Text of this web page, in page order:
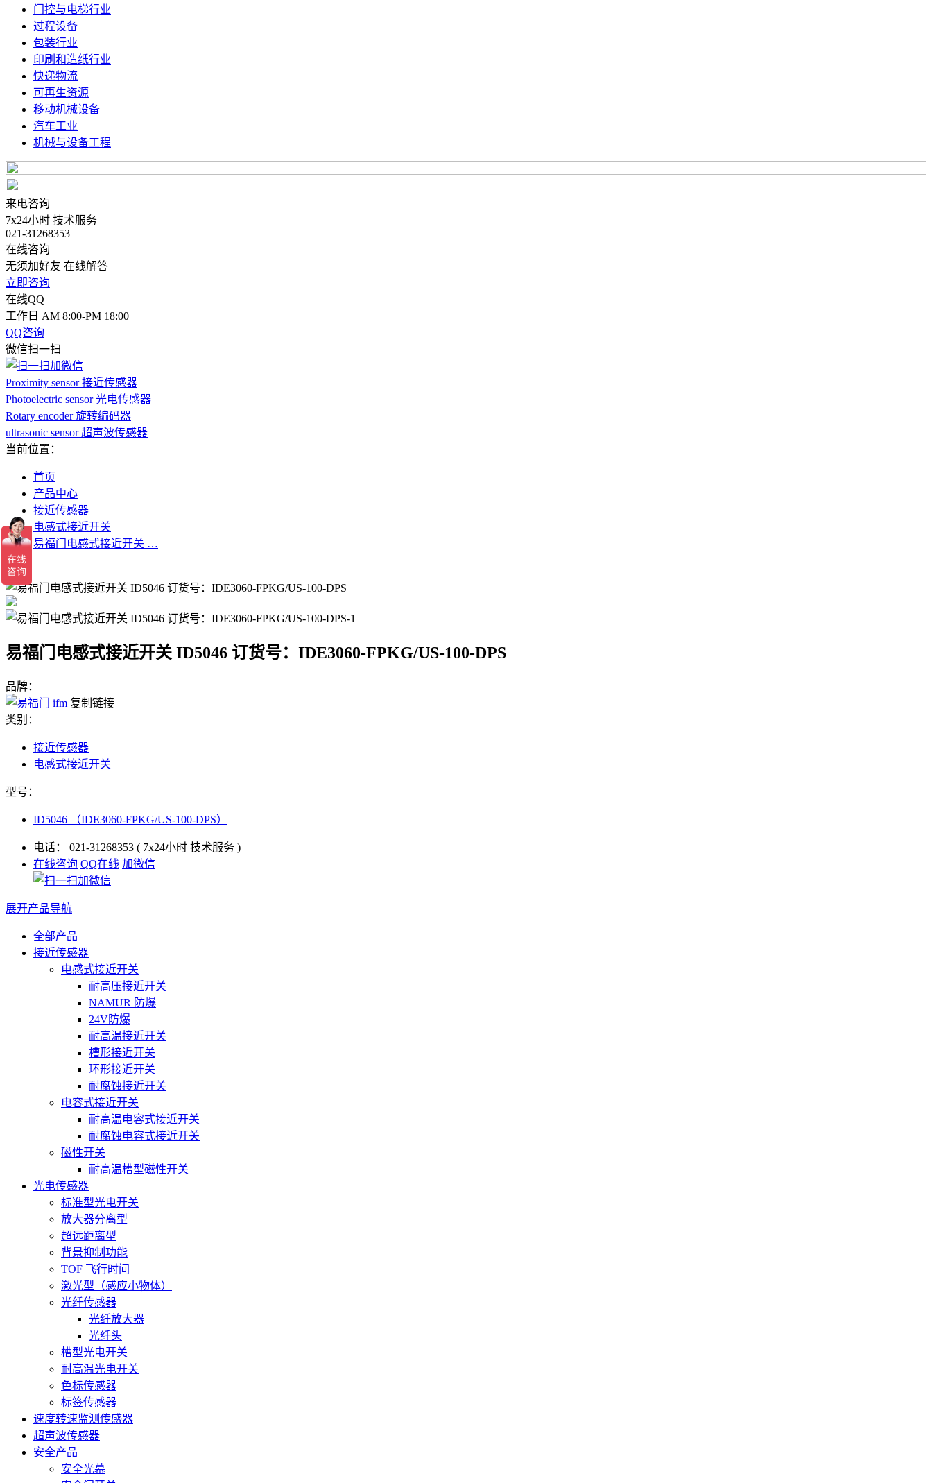
门控与电梯行业
过程设备
包装行业
印刷和造纸行业
快递物流
可再生资源
移动机械设备
汽车工业
机械与设备工程
来电咨询
7x24小时 技术服务
021-31268353
在线咨询
无须加好友 在线解答
立即咨询
在线QQ
工作日 AM 8:00-PM 18:00
QQ咨询
微信扫一扫
Proximity sensor 接近传感器
Photoelectric sensor 光电传感器
Rotary encoder 旋转编码器
ultrasonic sensor 超声波传感器
当前位置：
首页
产品中心
接近传感器
电感式接近开关
易福门电感式接近开关 …
返回
易福门电感式接近开关 ID5046 订货号：IDE3060-FPKG/US-100-DPS
品牌：
复制链接
类别：
接近传感器
电感式接近开关
型号：
ID5046 （IDE3060-FPKG/US-100-DPS）
电话： 021-31268353 ( 7x24小时 技术服务 )
在线咨询 QQ在线 加微信
展开产品导航
全部产品
接近传感器
电感式接近开关
耐高压接近开关
NAMUR 防爆
24V防爆
耐高温接近开关
槽形接近开关
环形接近开关
耐腐蚀接近开关
电容式接近开关
耐高温电容式接近开关
耐腐蚀电容式接近开关
磁性开关
耐高温槽型磁性开关
光电传感器
标准型光电开关
放大器分离型
超远距离型
背景抑制功能
TOF 飞行时间
激光型（感应小物体）
光纤传感器
光纤放大器
光纤头
槽型光电开关
耐高温光电开关
色标传感器
标签传感器
速度转速监测传感器
超声波传感器
安全产品
安全光幕